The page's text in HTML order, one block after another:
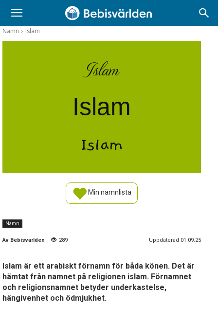
Namn Islam
Islam
Islam
Islam
Min namnlista
Namn
Av Bebisvarlden 289 Uppdaterad 01.09.25
Islam är ett arabiskt förnamn för båda könen. Det är
hämtat från namnet på religionen islam. Förnamnet
och religionsnamnet betyder underkastelse,
hängivenhet och ödmjukhet.